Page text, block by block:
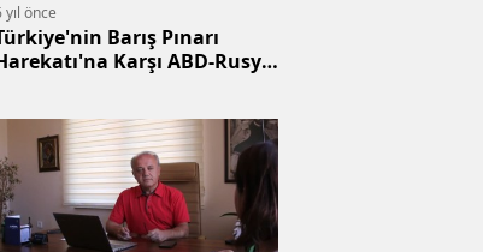
yıl önce
Barış Pınarı
Karşı ABD-Rusya